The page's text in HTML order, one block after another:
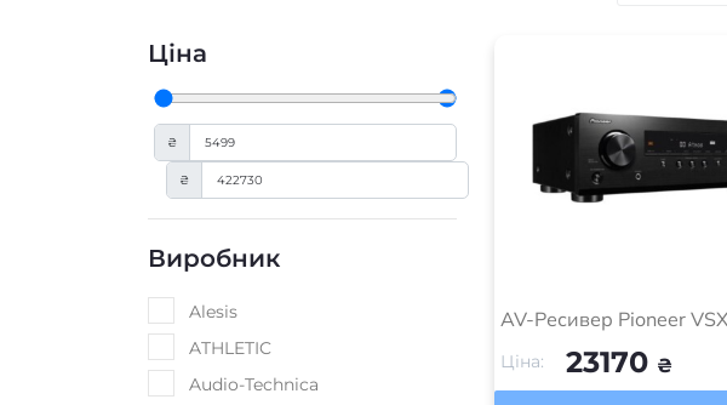
Ціна
₴
₴
Виробник
Alesis
ATHLETIC
Audio-Technica
AV-Ресивер Pioneer
Ціна: 23170 ₴